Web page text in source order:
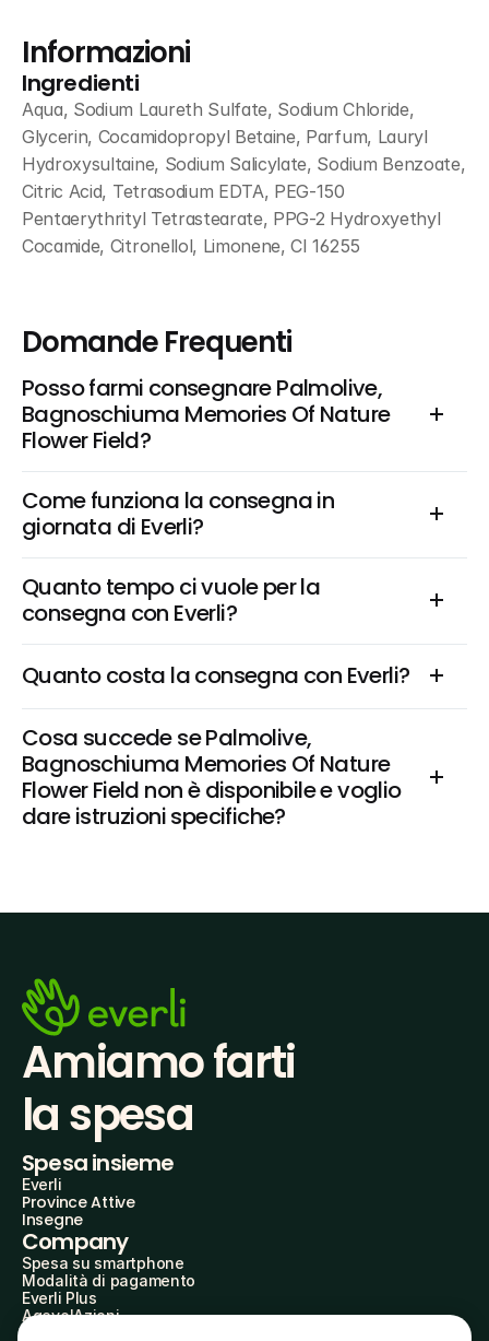
Informazioni
Ingredienti
Aqua, Sodium Laureth Sulfate, Sodium Chloride,
Glycerin, Cocamidopropyl Betaine, Parfum, Lauryl
Hydroxysultaine, Sodium Salicylate, Sodium Benzoate,
Citric Acid, Tetrasodium EDTA, PEG-150
Pentaerythrityl Tetrastearate, PPG-2 Hydroxyethyl
Cocamide, Citronellol, Limonene, CI 16255
Domande Frequenti
Posso farmi consegnare Palmolive,
Bagnoschiuma Memories Of Nature
Flower Field?
Come funziona la consegna in
giornata di Everli?
Quanto tempo ci vuole per la
consegna con Everli?
Quanto costa la consegna con Everli?
Cosa succede se Palmolive,
Bagnoschiuma Memories Of Nature
Flower Field non è disponibile e voglio
dare istruzioni specifiche?
Amiamo farti
la spesa
Spesa insieme
Everli
Province Attive
Insegne
Company
Spesa su smartphone
Modalità di pagamento
Everli Plus
AgevolAzioni